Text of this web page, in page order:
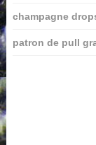
champagne
patron de pull